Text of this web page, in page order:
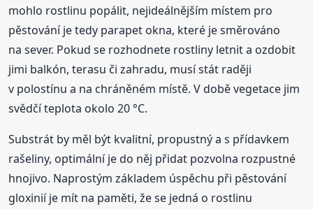
mohlo rostlinu popálit, nejideálnějším místem pro
pěstování je tedy parapet okna, které je směrováno
na sever. Pokud se rozhodnete rostliny letnit a ozdobit
jimi balkón, terasu či zahradu, musí stát raději
v polostínu a na chráněném místě. V době vegetace jim
svědčí teplota okolo 20 °C.
Substrát by měl být kvalitní, propustný a s přídavkem
rašeliny, optimální je do něj přidat pozvolna rozpustné
hnojivo. Naprostým základem úspěchu při pěstování
gloxinií je mít na paměti, že se jedná o rostlinu